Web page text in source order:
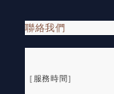
聯絡我們
［服務時間］